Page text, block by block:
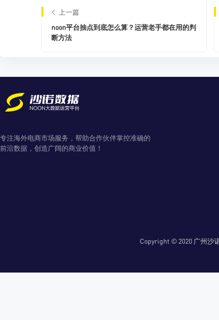
上一篇
noon平台抽点到底怎么算？运营老手都在用的判
断方法
专注海外电商市场服务，帮助合作伙伴掌控准确的
前沿数据，创造广阔的商业价值！
Copyright © 2020 广州沙